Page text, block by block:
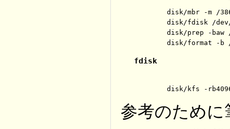
	disk/mbr -m /386/mbr /dev/sdC0/data
	disk/fdisk /dev/sdC0/data
	disk/prep -baw /dev/sdC0/plan9
fdisk
disk/kfs -
参考のため